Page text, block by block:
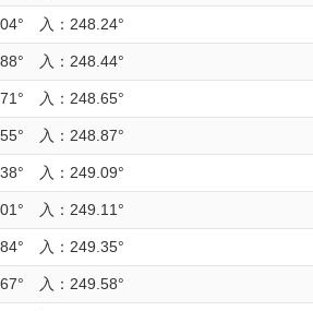
入：248.24°
入：248.44°
入：248.65°
入：248.87°
入：249.09°
入：249.11°
入：249.35°
入：249.58°